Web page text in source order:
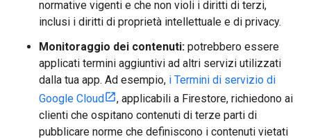
normative vigenti e che non violi i diritti di terzi,
inclusi i diritti di proprietà intellettuale e di privacy.
Monitoraggio dei contenuti: potrebbero essere
applicati termini aggiuntivi ad altri servizi utilizzati
dalla tua app. Ad esempio, i Termini di servizio di
Google Cloud
, applicabili a Firestore, richiedono ai
clienti che ospitano contenuti di terze parti di
pubblicare norme che definiscono i contenuti vietati